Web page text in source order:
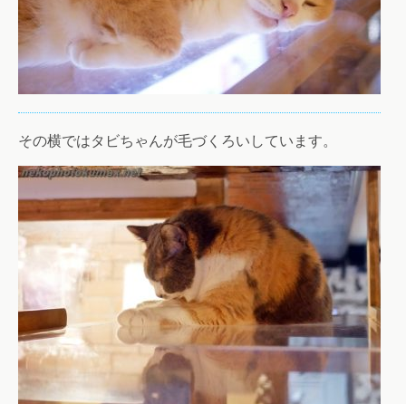
その横ではタビちゃんが毛づくろいしています。